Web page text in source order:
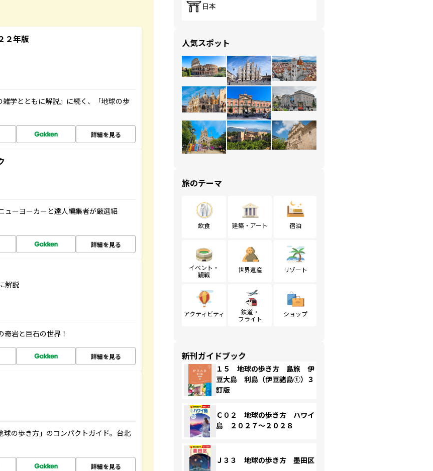
２年版
学とともに解説』に続く、「地球の歩
詳細を見る
ューヨーカーと達人編集者が厳選紹
詳細を見る
解説
奇岩と巨石の世界！
詳細を見る
球の歩き方」のコンパクトガイド。台北
詳細を見る
日本
人気スポット
旅のテーマ
飲食 建築・アート 宿泊
イベント・
観戦
世界遺産 リゾート
アクティビティ
鉄道・
フライト
ショップ
新刊ガイドブック
１５ 地球の歩き方 島旅 伊
豆大島 利島（伊豆諸島①）３
訂版
Ｃ０２ 地球の歩き方 ハワイ
島 ２０２７～２０２８
Ｊ３３ 地球の歩き方 墨田区